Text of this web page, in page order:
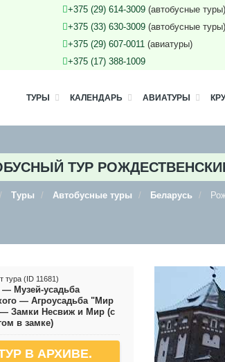
+375 (29) 614-3009(автобусные туры)
+375 (33) 630-3009(автобусные туры)
+375 (29) 607-0011(авиатуры)
+375 (17) 388-1009
ТУРЫ КАЛЕНДАРЬ АВИАТУРЫ
ТУР
Туры Автобусные туры Беларусь
тура (ID 11681)
— Музей-усадьба
— Агроусадьба "Мир
Замки Несвиж и Мир (с
в замке)
В АРХИВЕ.